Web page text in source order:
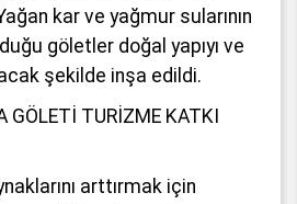
kar ve yağmur sularının
göletler doğal yapıyı ve
şekilde inşa edildi.
GÖLETİ TURİZME KATKI
arttırmak için